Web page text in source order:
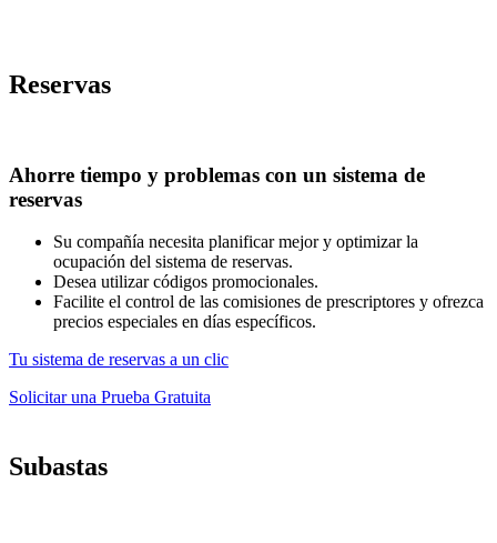
Reservas
Ahorre tiempo y problemas con un sistema de
reservas
Su compañía necesita planificar mejor y optimizar la
ocupación del sistema de reservas.
Desea utilizar códigos promocionales.
Facilite el control de las comisiones de prescriptores y ofrezca
precios especiales en días específicos.
Tu sistema de reservas a un clic
Solicitar una Prueba Gratuita
Subastas